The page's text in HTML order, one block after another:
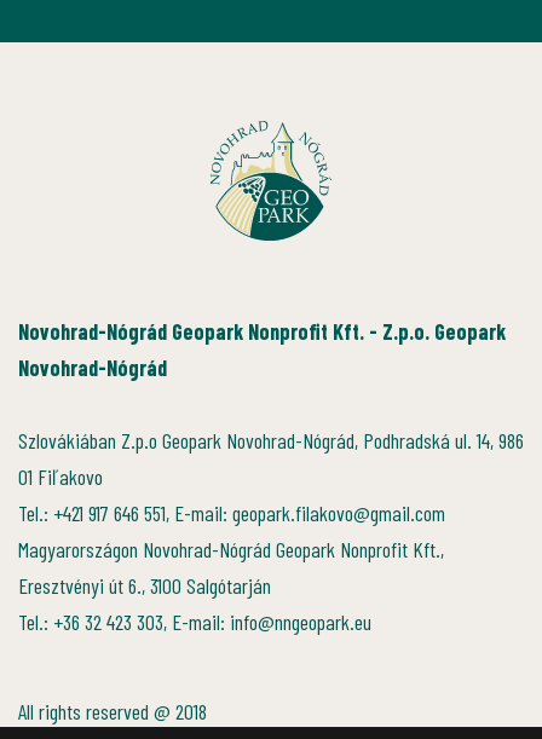
Novohrad-Nógrád Geopark Nonprofit Kft. - Z.p.o. Geopark
Novohrad-Nógrád
Szlovákiában Z.p.o Geopark Novohrad-Nógrád, Podhradská ul. 14, 986
01 Fiľakovo
Tel.: +421 917 646 551, E-mail: geopark.filakovo@gmail.com
Magyarországon Novohrad-Nógrád Geopark Nonprofit Kft.,
Eresztvényi út 6., 3100 Salgótarján
Tel.: +36 32 423 303, E-mail: info@nngeopark.eu
All rights reserved @ 2018